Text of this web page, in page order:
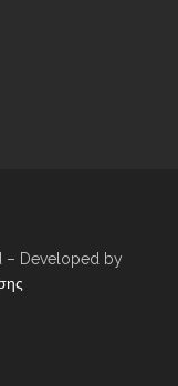
– Developed by